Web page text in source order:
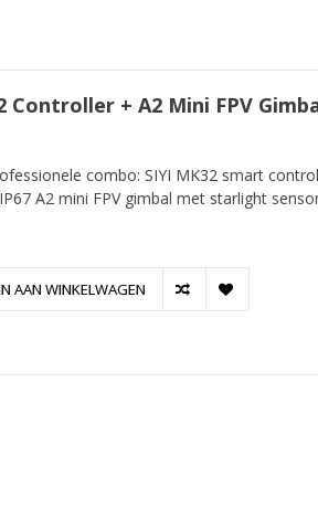
Controller + A2 Mini FPV
combo: SIYI MK32 smart
A2 mini FPV gimbal met starlight
AAN WINKELWAGEN